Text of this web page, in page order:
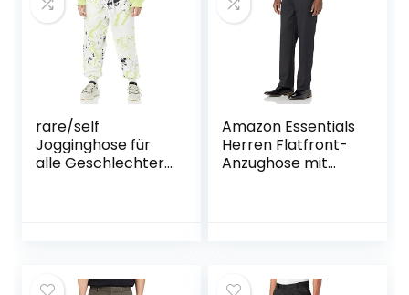
rare/self
Jogginghose für
alle Geschlechter,
Amazon Essentials
Herren Flatfront-
Anzughose mit